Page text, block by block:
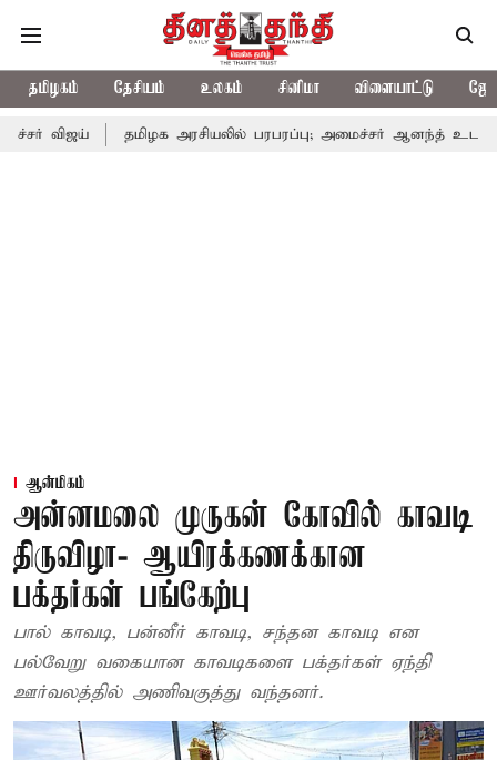
தமிழகம் தேசியம் உலகம் சினிமா விளையாட்டு
தமிழக அரசியலில் பரபரப்பு; அமைச்சர் ஆனந்த் உடன் சி.வி.
ஆன்மிகம்
அன்னமலை முருகன் கோவில் காவடி
திருவிழா- ஆயிரக்கணக்கான
பக்தர்கள் பங்கேற்பு
பால் காவடி, பன்னீர் காவடி, சந்தன காவடி என
பல்வேறு வகையான காவடிகளை பக்தர்கள் ஏந்தி
ஊர்வலத்தில் அணிவகுத்து வந்தனர்.